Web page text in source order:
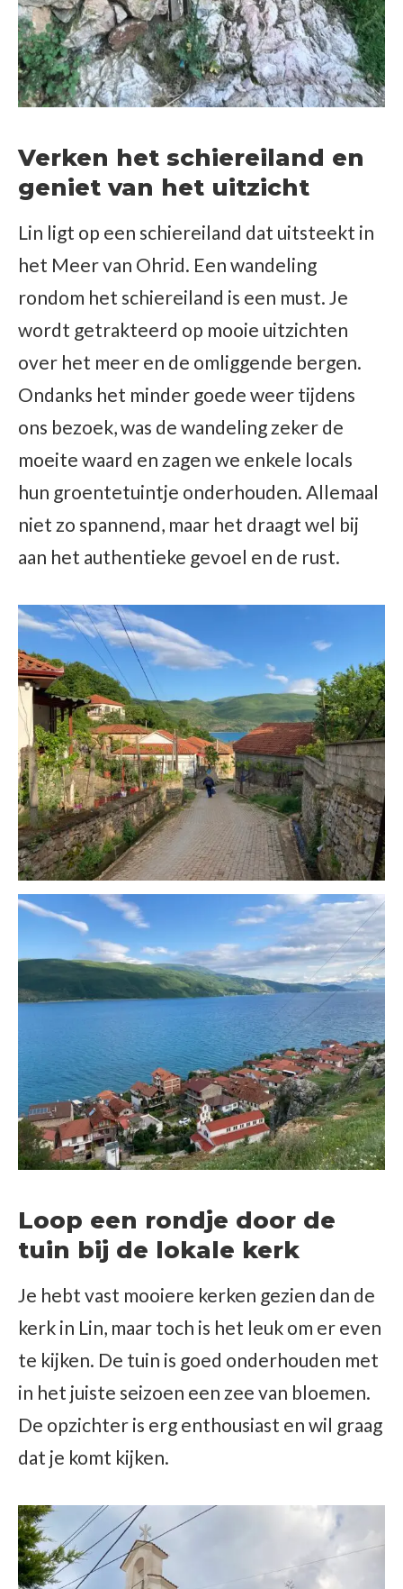
Verken het schiereiland en
geniet van het uitzicht
Lin ligt op een schiereiland dat uitsteekt in
het Meer van Ohrid. Een wandeling
rondom het schiereiland is een must. Je
wordt getrakteerd op mooie uitzichten
over het meer en de omliggende bergen.
Ondanks het minder goede weer tijdens
ons bezoek, was de wandeling zeker de
moeite waard en zagen we enkele locals
hun groentetuintje onderhouden. Allemaal
niet zo spannend, maar het draagt wel bij
aan het authentieke gevoel en de rust.
Loop een rondje door de
tuin bij de lokale kerk
Je hebt vast mooiere kerken gezien dan de
kerk in Lin, maar toch is het leuk om er even
te kijken. De tuin is goed onderhouden met
in het juiste seizoen een zee van bloemen.
De opzichter is erg enthousiast en wil graag
dat je komt kijken.